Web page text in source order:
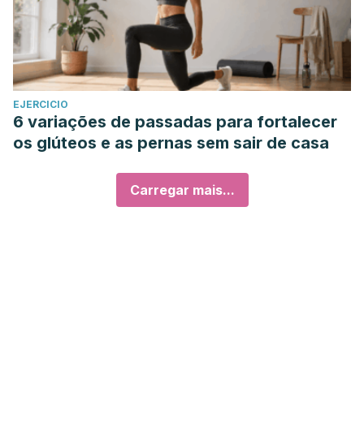
EJERCICIO
6 variações de passadas para fortalecer
os glúteos e as pernas sem sair de casa
Carregar mais...